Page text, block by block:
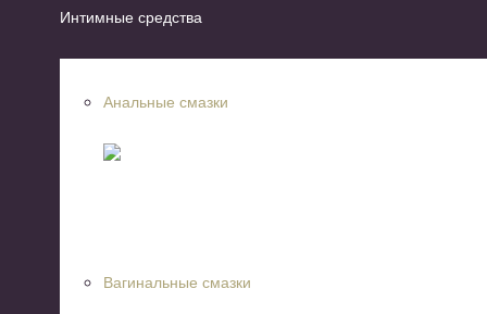
Интимные средства
Анальные смазки
Вагинальные смазки